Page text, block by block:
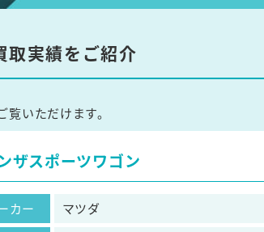
取実績をご紹介
いただけます。
ザスポーツワゴン
カー マツダ